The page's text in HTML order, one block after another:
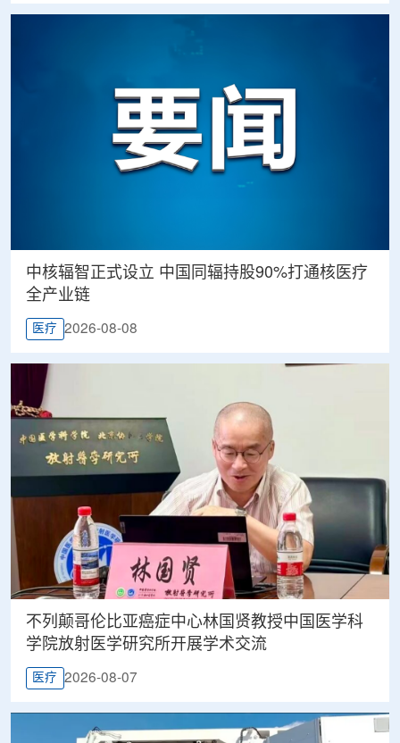
中核辐智正式设立 中国同辐持股90%打通核医疗
全产业链
医疗 2026-08-08
不列颠哥伦比亚癌症中心林国贤教授中国医学科
学院放射医学研究所开展学术交流
医疗 2026-08-07